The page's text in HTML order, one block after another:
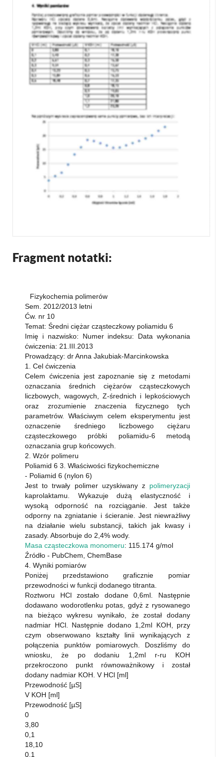
Fragment notatki:
Fizykochemia polimerów
Sem. 2012/2013 letni
Ćw. nr 10
Temat: Średni ciężar cząsteczkowy poliamidu 6
Imię i nazwisko: Numer indeksu: Data wykonania
ćwiczenia: 21.III.2013
Prowadzący: dr Anna Jakubiak-Marcinkowska
1. Cel ćwiczenia
Celem ćwiczenia jest zapoznanie się z metodami
oznaczania średnich ciężarów cząsteczkowych
liczbowych, wagowych, Z-średnich i lepkościowych
oraz zrozumienie znaczenia fizycznego tych
parametrów. Właściwym celem eksperymentu jest
oznaczenie średniego liczbowego ciężaru
cząsteczkowego próbki poliamidu-6 metodą
oznaczania grup końcowych.
2. Wzór polimeru
Poliamid 6 3. Właściwości fizykochemiczne
- Poliamid 6 (nylon 6)
Jest to trwały polimer uzyskiwany z polimeryzacji
kaprolaktamu. Wykazuje dużą elastyczność i
wysoką odporność na rozciąganie. Jest także
odporny na zgniatanie i ścieranie. Jest niewrażliwy
na działanie wielu substancji, takich jak kwasy i
zasady. Absorbuje do 2,4% wody.
Masa cząsteczkowa monomeru: 115.174 g/mol
Źródło - PubChem, ChemBase
4. Wyniki pomiarów
Poniżej przedstawiono graficznie pomiar
przewodności w funkcji dodanego titranta.
Roztworu HCl zostało dodane 0,6ml. Następnie
dodawano wodorotlenku potas, gdyż z rysowanego
na bieżąco wykresu wynikało, że został dodany
nadmiar HCl. Następnie dodano 1,2ml KOH, przy
czym obserwowano kształty linii wynikających z
połączenia punktów pomiarowych. Doszliśmy do
wniosku, że po dodaniu 1,2ml r-ru KOH
przekroczono punkt równoważnikowy i został
dodany nadmiar KOH. V HCl [ml]
Przewodność [µS]
V KOH [ml]
Przewodność [µS]
0
3,80
0,1
18,10
0,1